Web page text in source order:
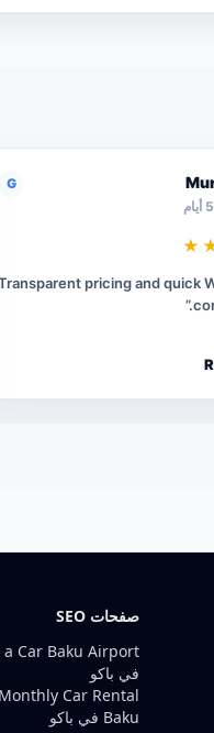
G
pricing and quick
صفحات SEO
a Car Baku Airport
في باكو
Monthly Car Rental
Baku في باكو